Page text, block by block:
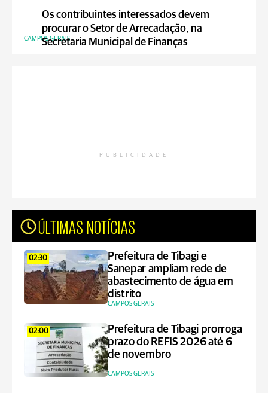
Os contribuintes interessados devem
procurar o Setor de Arrecadação, na
Secretaria Municipal de Finanças
CAMPOS GERAIS
PUBLICIDADE
ÚLTIMAS NOTÍCIAS
02:30
Prefeitura de Tibagi e
Sanepar ampliam rede de
abastecimento de água em
distrito
CAMPOS GERAIS
02:00
Prefeitura de Tibagi prorroga
prazo do REFIS 2026 até 6
de novembro
CAMPOS GERAIS